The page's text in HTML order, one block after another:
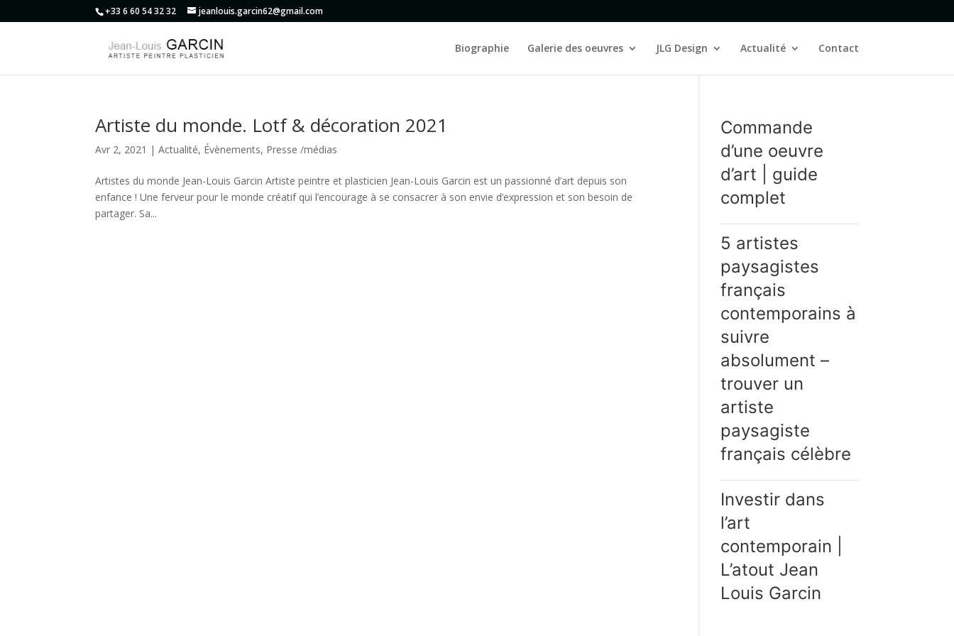
+33 6 60 54 32 32 jeanlouis.garcin62@gmail.com
Biographie Galerie des oeuvres JLG Design Actualité Contact
Artiste du monde. Lotf & décoration 2021
Avr 2, 2021 |Actualité, Évènements, Presse /médias
Artistes du monde Jean-Louis Garcin Artiste peintre et plasticien Jean-Louis Garcin est un passionné d’art depuis son
enfance ! Une ferveur pour le monde créatif qui l’encourage à se consacrer à son envie d’expression et son besoin de
partager. Sa...
Commande
d’une oeuvre
d’art | guide
complet
5 artistes
paysagistes
français
contemporains à
suivre
absolument –
trouver un
artiste
paysagiste
français célèbre
Investir dans
l’art
contemporain |
L’atout Jean
Louis Garcin